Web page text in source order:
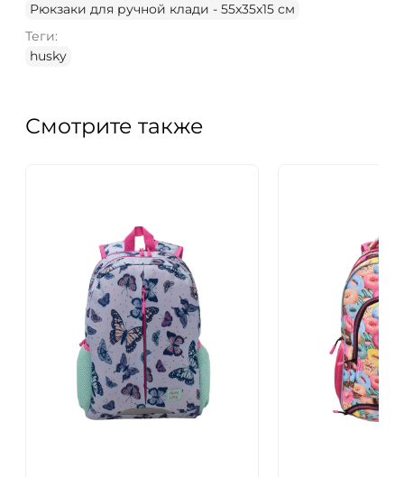
Рюкзаки для ручной клади - 55x35x15 см
Теги:
husky
Смотрите также